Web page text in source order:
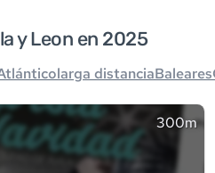
y Leon en 2025
larga distanciaBaleares
300m